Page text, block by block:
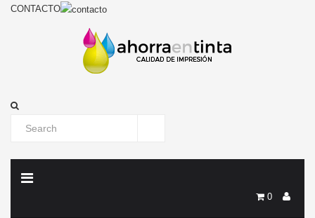
CONTACTO
0